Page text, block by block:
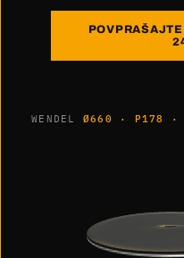
WENDEL Ø660 · P178